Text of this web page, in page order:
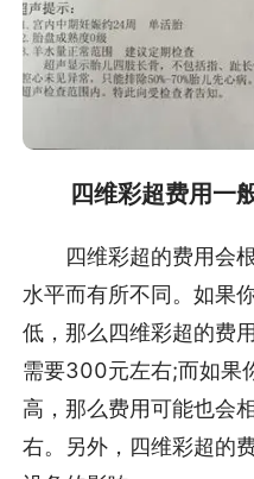
四维彩超费用一
四维彩超的费用会根
水平而有所不同。如果
低，那么四维彩超的费
需要300元左右;而如果
高，那么费用可能也会
右。另外，四维彩超的